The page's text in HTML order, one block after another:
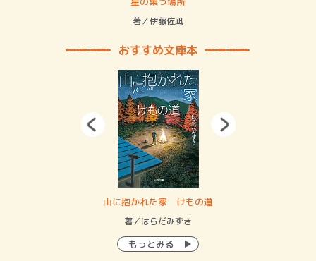
著／伊藤佐凪
おすすめ文庫本
山に抱かれた家 けもの道
著／はらだみずき
もっとみる